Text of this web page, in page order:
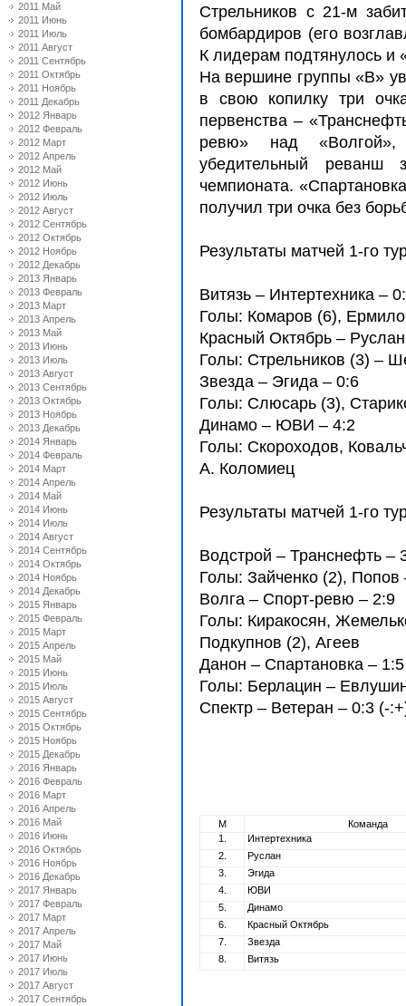
2011 Май
2011 Июнь
2011 Июль
2011 Август
2011 Сентябрь
2011 Октябрь
2011 Ноябрь
2011 Декабрь
2012 Январь
2012 Февраль
2012 Март
2012 Апрель
2012 Май
2012 Июнь
2012 Июль
2012 Август
2012 Сентябрь
2012 Октябрь
2012 Ноябрь
2012 Декабрь
2013 Январь
2013 Февраль
2013 Март
2013 Апрель
2013 Май
2013 Июнь
2013 Июль
2013 Август
2013 Сентябрь
2013 Октябрь
2013 Ноябрь
2013 Декабрь
2014 Январь
2014 Февраль
2014 Март
2014 Апрель
2014 Май
2014 Июнь
2014 Июль
2014 Август
2014 Сентябрь
2014 Октябрь
2014 Ноябрь
2014 Декабрь
2015 Январь
2015 Февраль
2015 Март
2015 Апрель
2015 Май
2015 Июнь
2015 Июль
2015 Август
2015 Сентябрь
2015 Октябрь
2015 Ноябрь
2015 Декабрь
2016 Январь
2016 Февраль
2016 Март
2016 Апрель
2016 Май
2016 Июнь
2016 Октябрь
2016 Ноябрь
2016 Декабрь
2017 Январь
2017 Февраль
2017 Март
2017 Апрель
2017 Май
2017 Июнь
2017 Июль
2017 Август
2017 Сентябрь
Стрельников с 21-м
бомбардиров (его
К лидерам подтянулось
На вершине группы «В»
в свою копилку три
первенства –
ревю» над «Волгой»,
убедительный
чемпионата.
получил три очка без
Результаты матчей 1-го
Витязь – Интертехника –
Голы: Комаров (6),
Красный Октябрь –
Голы: Стрельников (3) –
Звезда – Эгида – 0:6
Голы: Слюсарь (3),
Динамо – ЮВИ – 4:2
Голы: Скороходов,
А. Коломиец
Результаты матчей 1-го
Водстрой – Транснефть –
Голы: Зайченко (2), Попов
Волга – Спорт-ревю – 2:9
Голы: Киракосян,
Подкупнов (2), Агеев
Данон – Спартановка – 1:5
Голы: Берлацин –
Спектр – Ветеран – 0:3 (-
М
Команда
1.
Интертехника
2.
Руслан
3.
Эгида
4.
ЮВИ
5.
Динамо
6.
Красный Октябрь
7.
Звезда
8.
Витязь